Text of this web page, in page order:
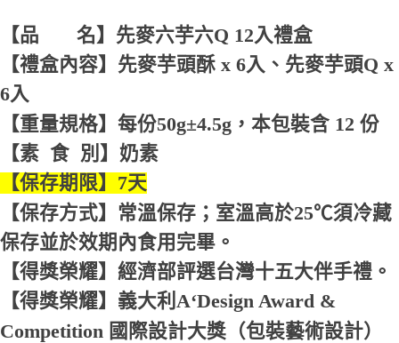
【品 名】先麥六芋六Q 12入禮盒
【禮盒內容】先麥芋頭酥 x 6入、先麥芋頭Q x
6入
【重量規格】每份50g±4.5g，本包裝含 12 份
【素 食 別】奶素
【保存期限】7天
【保存方式】常溫保存；室溫高於25℃須冷藏
保存並於效期內食用完畢。
【得獎榮耀】經濟部評選台灣十五大伴手禮。
【得獎榮耀】義大利A‘Design Award &
Competition 國際設計大獎（包裝藝術設計）